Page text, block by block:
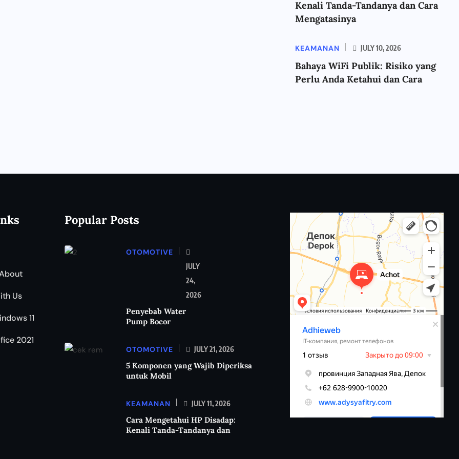
Kenali Tanda-Tandanya dan Cara
Mengatasinya
KEAMANAN JULY 10, 2026
Bahaya WiFi Publik: Risiko yang
Perlu Anda Ketahui dan Cara
Us
11
2021
Popular Posts
OTOMOTIVE
JULY
24,
2026
Penyebab Water
Pump Bocor
OTOMOTIVE JULY 21, 2026
5 Komponen yang Wajib Diperiksa
untuk Mobil
KEAMANAN JULY 11, 2026
Cara Mengetahui HP Disadap:
Kenali Tanda-Tandanya dan